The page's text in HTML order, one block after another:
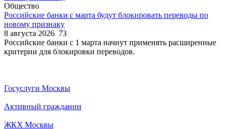
Общество
Российские банки с марта будут блокировать переводы по
новому признаку
8 августа 2026 73
Российские банки с 1 марта начнут применять расширенные
критерии для блокировки переводов.
Госуслуги Москвы
Активный гражданин
ЖКХ Москвы